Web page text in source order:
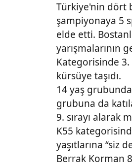
Türkiye'nin dört
şampiyonaya 5
elde etti.
yarışmalarının
Kategorisinde
kürsüye taşıdı.
14 yaş
grubuna da
9. sırayı alarak
K55
yaşıtlarına “siz
Berrak Korman